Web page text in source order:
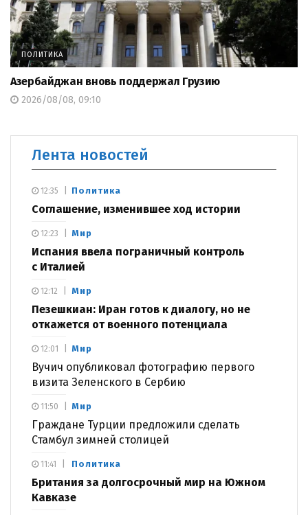
ПОЛИТИКА
Азербайджан вновь поддержал Грузию
2026/08/08, 09:10
Лента новостей
Политика
Соглашение, изменившее ход истории
12:35
Мир
Испания ввела пограничный контроль
с Италией
12:23
Мир
Пезешкиан: Иран готов к диалогу, но не
откажется от военного потенциала
12:12
Мир
Вучич опубликовал фотографию первого
визита Зеленского в Сербию
12:01
Мир
Граждане Турции предложили сделать
Стамбул зимней столицей
11:50
Политика
Британия за долгосрочный мир на Южном
Кавказе
11:41